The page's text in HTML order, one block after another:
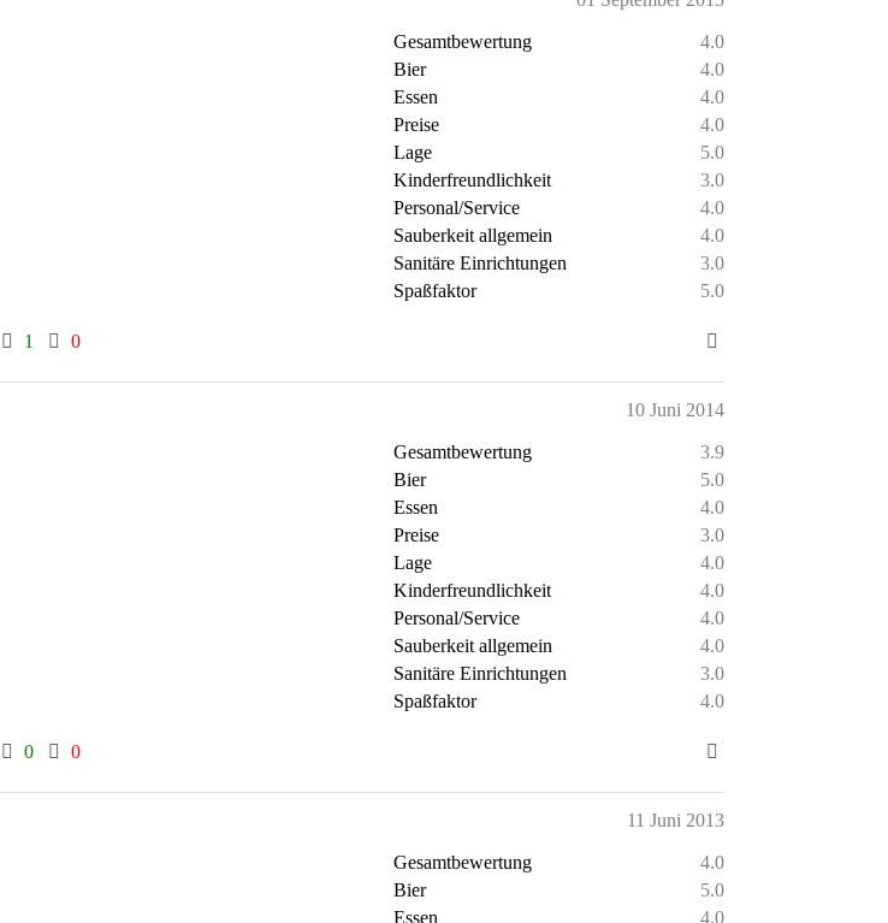
Gesamtbewertung
4.0
Bier
4.0
Essen
4.0
Preise
4.0
Lage
5.0
Kinderfreundlichkeit
3.0
Personal/Service
4.0
Sauberkeit allgemein
4.0
Sanitäre Einrichtungen
3.0
Spaßfaktor
5.0
1 0
10 Juni 2014
Gesamtbewertung
3.9
Bier
5.0
Essen
4.0
Preise
3.0
Lage
4.0
Kinderfreundlichkeit
4.0
Personal/Service
4.0
Sauberkeit allgemein
4.0
Sanitäre Einrichtungen
3.0
Spaßfaktor
4.0
0 0
11 Juni 2013
Gesamtbewertung
4.0
Bier
5.0
Essen
4.0